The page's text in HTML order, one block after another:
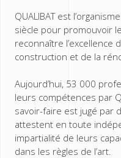
QUALIBAT est
siècle pour promouvoir
reconnaître l’excellence
construction et de la
Aujourd’hui, 53 000
leurs compétences par
savoir-faire est jugé par
attestent en toute
impartialité de leurs
dans les règles de l’art.